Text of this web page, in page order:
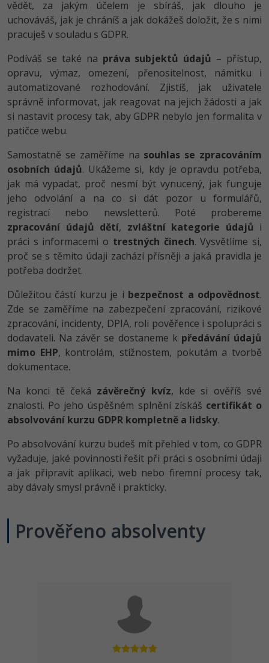
Adobe After Effects
Blender -80%
Inkscape
Fotografování -80%
Video
Ostatní
Fórum
vědět, za jakým účelem je sbíráš, jak dlouho je
uchováváš, jak je chráníš a jak dokážeš doložit, že s nimi
pracuješ v souladu s GDPR.
Podíváš se také na práva subjektů údajů – přístup,
opravu, výmaz, omezení, přenositelnost, námitku i
automatizované rozhodování. Zjistíš, jak uživatele
správně informovat, jak reagovat na jejich žádosti a jak
si nastavit procesy tak, aby GDPR nebylo jen formalita v
patičce webu.
Samostatně se zaměříme na souhlas se zpracováním
osobních údajů. Ukážeme si, kdy je opravdu potřeba,
jak má vypadat, proč nesmí být vynucený, jak funguje
jeho odvolání a na co si dát pozor u formulářů,
registrací nebo newsletterů. Poté probereme
zpracování údajů dětí, zvláštní kategorie údajů i
práci s informacemi o trestných činech. Vysvětlíme si,
proč se s těmito údaji zachází přísněji a jaká pravidla je
potřeba dodržet.
Důležitou částí kurzu je i bezpečnost a odpovědnost.
Zde se zaměříme na zabezpečení zpracování, rizikové
zpracování, incidenty, DPIA, roli pověřence i spolupráci s
dodavateli. Na závěr se dostaneme k předávání údajů
mimo EHP, kontrolám, stížnostem, pokutám a tvorbě
dokumentace.
Na konci tě čeká závěrečný kvíz, kde si ověříš své
znalosti. Po jeho úspěšném splnění získáš certifikát o
absolvování kurzu GDPR kompletně a lidsky.
Po absolvování kurzu budeš mít přehled v tom, co GDPR
vyžaduje, jaké povinnosti řešit při práci s osobními údaji
a jak připravit aplikaci, web nebo firemní procesy tak,
aby dávaly smysl právně i prakticky.
Prověřeno absolventy